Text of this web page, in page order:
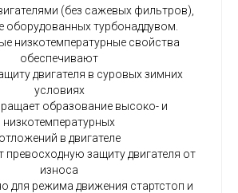
(без сажевых фильтров),
оборудованных турбонаддувом.
низкотемпературные свойства
обеспечивают
двигателя в суровых зимних
условиях
образование высоко- и
низкотемпературных
отложений в двигателе
превосходную защиту двигателя от
износа
для режима движения стартстоп и